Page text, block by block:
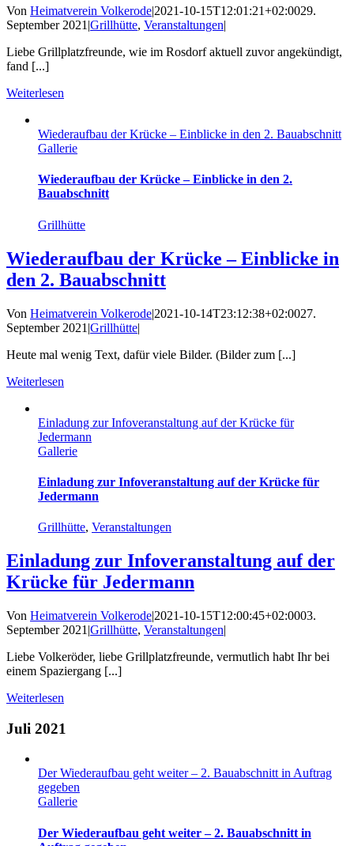
Von Heimatverein Volkerode|2021-10-15T12:01:21+02:0029.
September 2021 |Grillhütte, Veranstaltungen|
Liebe Grillplatzfreunde, wie im Rosdorf aktuell zuvor angekündigt,
fand [...]
Weiterlesen
Wiederaufbau der Krücke – Einblicke in den 2. Bauabschnitt
Gallerie
Wiederaufbau der Krücke – Einblicke in den 2.
Bauabschnitt
Grillhütte
Wiederaufbau der Krücke – Einblicke in
den 2. Bauabschnitt
Von Heimatverein Volkerode|2021-10-14T23:12:38+02:0027.
September 2021 |Grillhütte|
Heute mal wenig Text, dafür viele Bilder. (Bilder zum [...]
Weiterlesen
Einladung zur Infoveranstaltung auf der Krücke für
Jedermann
Gallerie
Einladung zur Infoveranstaltung auf der Krücke für
Jedermann
Grillhütte, Veranstaltungen
Einladung zur Infoveranstaltung auf der
Krücke für Jedermann
Von Heimatverein Volkerode|2021-10-15T12:00:45+02:0003.
September 2021 |Grillhütte, Veranstaltungen|
Liebe Volkeröder, liebe Grillplatzfreunde, vermutlich habt Ihr bei
einem Spaziergang [...]
Weiterlesen
Juli 2021
Der Wiederaufbau geht weiter – 2. Bauabschnitt in Auftrag
gegeben
Gallerie
Der Wiederaufbau geht weiter – 2. Bauabschnitt in